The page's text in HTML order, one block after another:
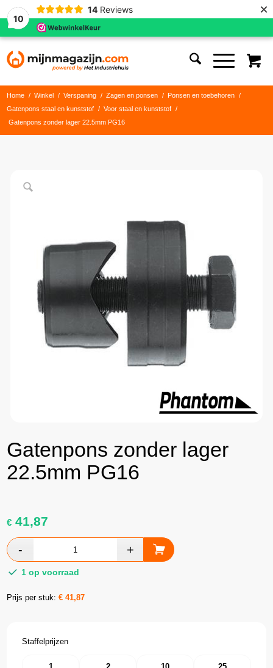
10
14 Reviews ×
Home / Winkel / Verspaning / Zagen en ponsen / Ponsen en toebehoren
/
Gatenpons staal en kunststof
/ Voor staal en kunststof
/
Gatenpons zonder lager 22.5mm PG16
Gatenpons zonder lager
22.5mm PG16
€ 41,87
1 op voorraad
Prijs per stuk:€41,87
Staffelprijzen